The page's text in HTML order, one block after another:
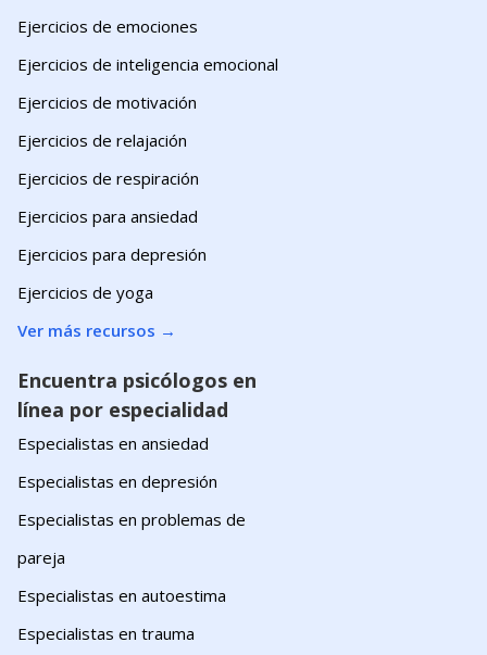
Ejercicios de emociones
Ejercicios de inteligencia emocional
Ejercicios de motivación
Ejercicios de relajación
Ejercicios de respiración
Ejercicios para ansiedad
Ejercicios para depresión
Ejercicios de yoga
Ver más recursos →
Encuentra psicólogos en
línea por especialidad
Especialistas en ansiedad
Especialistas en depresión
Especialistas en problemas de
pareja
Especialistas en autoestima
Especialistas en trauma